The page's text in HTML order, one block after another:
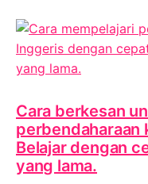
Cara berkesan
perbendaharaan
Belajar dengan
yang lama.